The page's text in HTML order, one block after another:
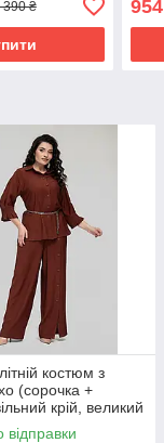
390 ₴ 954
костюм з
(сорочка +
крій, великий
кориця
відправки